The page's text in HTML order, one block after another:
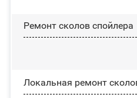
Ремонт сколов спойлера
Локальная ремонт